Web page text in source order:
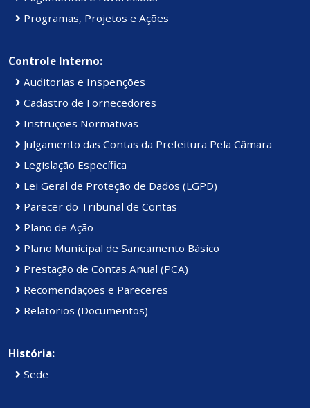
Programas, Projetos e Ações
Controle Interno:
Auditorias e Inspenções
Cadastro de Fornecedores
Instruções Normativas
Julgamento das Contas da Prefeitura Pela Câmara
Legislação Específica
Lei Geral de Proteção de Dados (LGPD)
Parecer do Tribunal de Contas
Plano de Ação
Plano Municipal de Saneamento Básico
Prestação de Contas Anual (PCA)
Recomendações e Pareceres
Relatorios (Documentos)
História:
Sede